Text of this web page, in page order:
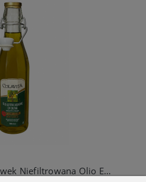
COLAVITA Oliwa z oliwek Niefiltrowana Olio Extra Vergine Di Oliva 500ml